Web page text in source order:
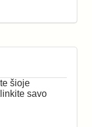
šioje
savo